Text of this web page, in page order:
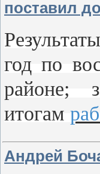
поставил
год по
районе;
итогам
Андрей